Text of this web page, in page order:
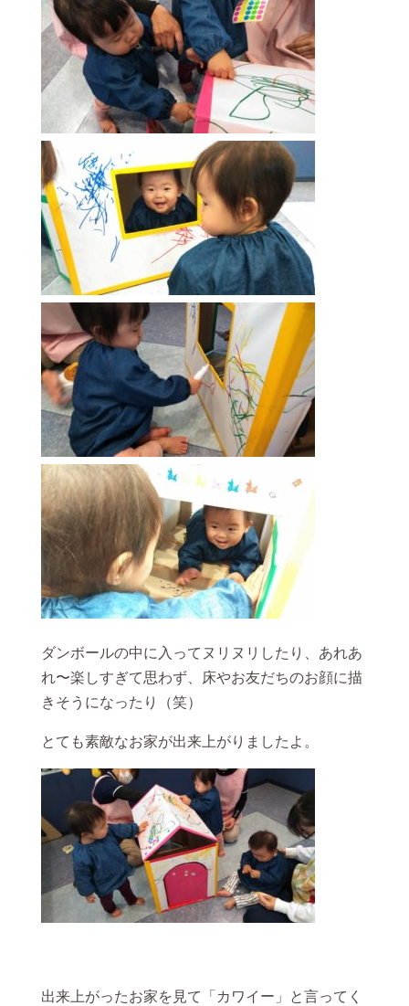
ダンボールの中に入ってヌリヌリしたり、あれあ
れ〜楽しすぎて思わず、床やお友だちのお顔に描
きそうになったり（笑）
とても素敵なお家が出来上がりましたよ。
出来上がったお家を見て「カワイー」と言ってく